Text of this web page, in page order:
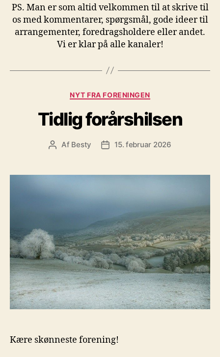
PS. Man er som altid velkommen til at skrive til
os med kommentarer, spørgsmål, gode ideer til
arrangementer, foredragsholdere eller andet.
Vi er klar på alle kanaler!
Kategorier
NYT FRA FORENINGEN
Tidlig forårshilsen
Indlægsforfatter
Af Besty Indlægsdato
15. februar 2026
Kære skønneste forening!